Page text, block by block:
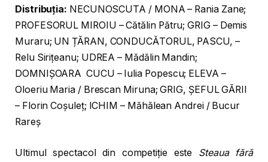
Distribuția: NECUNOSCUTA / MONA – Rania Zane;
PROFESORUL MIROIU – Cătălin Pătru; GRIG – Demis
Muraru; UN ȚĂRAN, CONDUCĂTORUL, PASCU, –
Relu Sirițeanu; UDREA – Mădălin Mandin;
DOMNIȘOARA CUCU – Iulia Popescu; ELEVA –
Oloeriu Maria / Brescan Miruna; GRIG, ȘEFUL GĂRII
– Florin Coșuleț; ICHIM – Măhălean Andrei / Bucur
Rareș
Ultimul spectacol din competiție este Steaua fără